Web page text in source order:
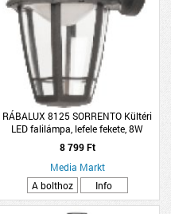
RÁBALUX 8125 SORRENTO Kültéri
LED falilámpa, lefele fekete, 8W
500LM IP44
8 799 Ft
Media Markt
A bolthoz
Info